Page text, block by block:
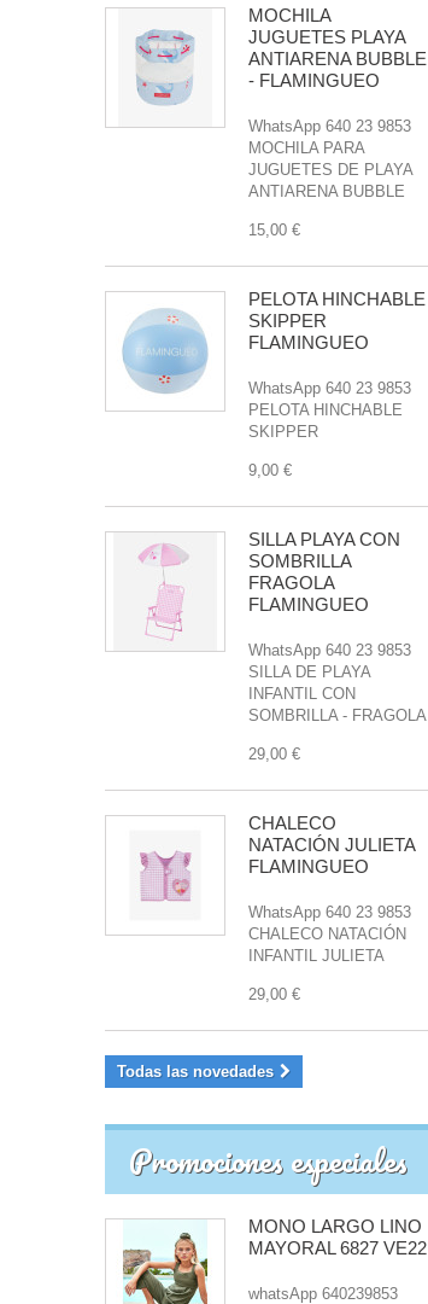
MOCHILA
JUGUETES PLAYA
ANTIARENA BUBBLE
- FLAMINGUEO
WhatsApp 640 23 9853
MOCHILA PARA
JUGUETES DE PLAYA
ANTIARENA BUBBLE
15,00 €
PELOTA HINCHABLE
SKIPPER
FLAMINGUEO
WhatsApp 640 23 9853
PELOTA HINCHABLE
SKIPPER
9,00 €
SILLA PLAYA CON
SOMBRILLA
FRAGOLA
FLAMINGUEO
WhatsApp 640 23 9853
SILLA DE PLAYA
INFANTIL CON
SOMBRILLA - FRAGOLA
29,00 €
CHALECO
NATACIÓN JULIETA
FLAMINGUEO
WhatsApp 640 23 9853
CHALECO NATACIÓN
INFANTIL JULIETA
29,00 €
Todas las novedades
Promociones especiales
MONO LARGO LINO
MAYORAL 6827 VE22
whatsApp 640239853